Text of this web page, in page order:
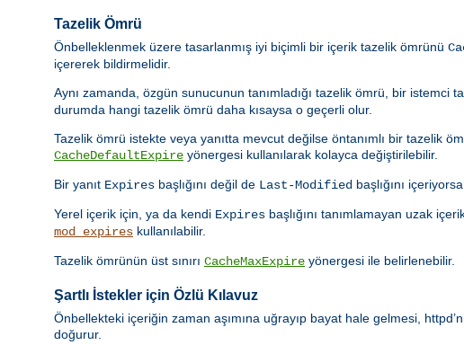
Tazelik Ömrü
Önbelleklenmek üzere tasarlanmış iyi biçimli bir içerik tazelik ömrünü
içererek bildirmelidir.
Aynı zamanda, özgün sunucunun tanımladığı tazelik ömrü, bir istemci
durumda hangi tazelik ömrü daha kısaysa o geçerli olur.
Tazelik ömrü istekte veya yanıtta mevcut değilse öntanımlı bir tazelik
CacheDefaultExpire yönergesi kullanılarak kolayca değiştirilebilir.
Bir yanıt Expires başlığını değil de Last-Modified başlığını içeriyorsa
Yerel içerik için, ya da kendi Expires başlığını tanımlamayan uzak
mod_expires kullanılabilir.
Tazelik ömrünün üst sınırı CacheMaxExpire yönergesi ile belirlenebilir.
Şartlı İstekler için Özlü Kılavuz
Önbellekteki içeriğin zaman aşımına uğrayıp bayat hale gelmesi,
doğurur.